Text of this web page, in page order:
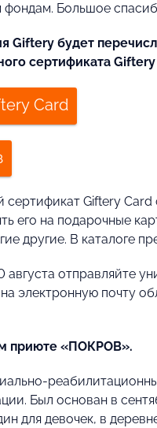
Большое
Giftery будет
сертификата
Card
Giftery
его на подарочные
другие. В каталоге
августа отправляйте
электронную почту
приюте «ПОКРОВ».
Был основан в
для девочек, в